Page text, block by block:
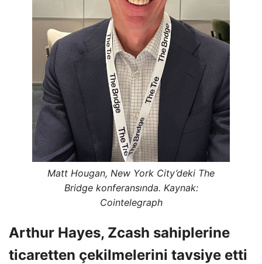
Matt Hougan, New York City’deki The
Bridge konferansında. Kaynak:
Cointelegraph
Arthur Hayes, Zcash sahiplerine
ticaretten çekilmelerini tavsiye etti